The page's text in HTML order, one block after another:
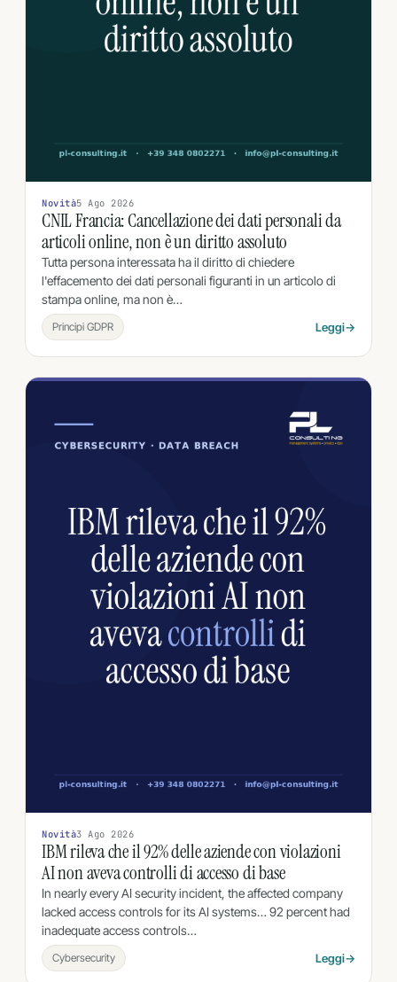
Novità5 Ago 2026
CNIL Francia: Cancellazione dei dati personali da
articoli online, non è un diritto assoluto
Tutta persona interessata ha il diritto di chiedere
l'effacemento dei dati personali figuranti in un articolo di
stampa online, ma non è…
Principi GDPR Leggi→
Novità3 Ago 2026
IBM rileva che il 92% delle aziende con violazioni
AI non aveva controlli di accesso di base
In nearly every AI security incident, the affected company
lacked access controls for its AI systems… 92 percent had
inadequate access controls…
Cybersecurity Leggi→